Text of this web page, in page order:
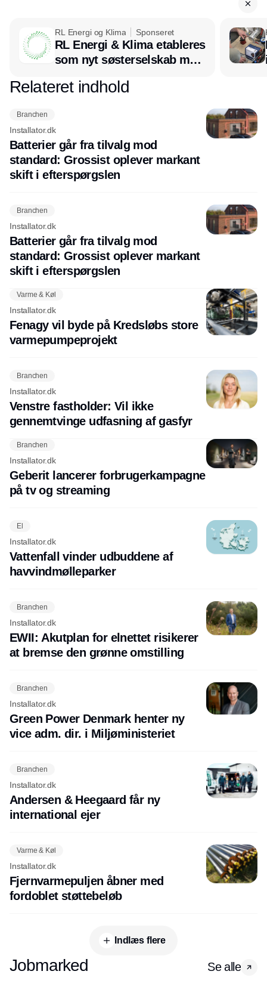
Annonce
RL Energi og Klima Sponseret
RL Energi & Klima etableres
som nyt søsterselskab med
Annonce
Relateret indhold
Branchen
Installator.dk
Batterier går fra tilvalg mod
standard: Grossist oplever markant
skift i efterspørgslen
Branchen
Installator.dk
Batterier går fra tilvalg mod
standard: Grossist oplever markant
skift i efterspørgslen
Varme & Køl
Installator.dk
Fenagy vil byde på Kredsløbs store
varmepumpeprojekt
Branchen
Installator.dk
Venstre fastholder: Vil ikke
gennemtvinge udfasning af gasfyr
Branchen
Installator.dk
Geberit lancerer forbrugerkampagne
på tv og streaming
El
Installator.dk
Vattenfall vinder udbuddene af
havvindmølleparker
Branchen
Installator.dk
EWII: Akutplan for elnettet risikerer
at bremse den grønne omstilling
Branchen
Installator.dk
Green Power Denmark henter ny
vice adm. dir. i Miljøministeriet
Branchen
Installator.dk
Andersen & Heegaard får ny
international ejer
Varme & Køl
Installator.dk
Fjernvarmepuljen åbner med
fordoblet støttebeløb
Indlæs flere
Jobmarked Se alle